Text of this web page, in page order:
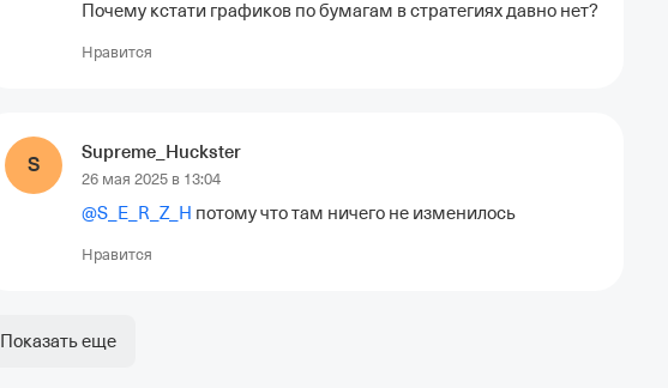
Почему кстати графиков по бумагам в стратегиях давно нет?
Нравится
S
Supreme_Huckster
26 мая 2025 в 13:04
@S_E_R_Z_H потому что там ничего не изменилось
Нравится
Показать еще